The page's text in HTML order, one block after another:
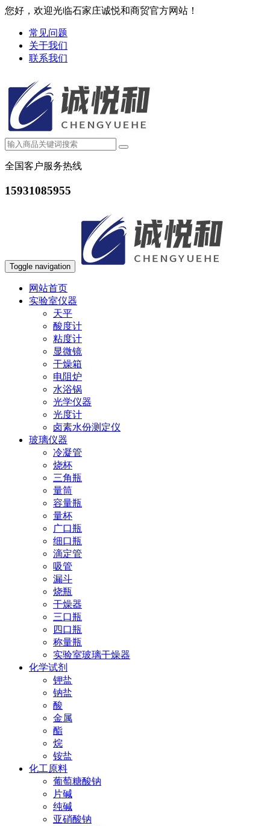
您好，欢迎光临石家庄诚悦和商贸官方网站！
常见问题
关于我们
联系我们
全国客户服务热线
15931085955
Toggle navigation
网站首页
实验室仪器
天平
酸度计
粘度计
显微镜
干燥箱
电阻炉
水浴锅
光学仪器
光度计
卤素水份测定仪
玻璃仪器
冷凝管
烧杯
三角瓶
量筒
容量瓶
量杯
广口瓶
细口瓶
滴定管
吸管
漏斗
烧瓶
干燥器
三口瓶
四口瓶
称量瓶
实验室玻璃干燥器
化学试剂
钾盐
钠盐
酸
金属
酯
烷
铵盐
化工原料
葡萄糖酸钠
片碱
纯碱
亚硝酸钠